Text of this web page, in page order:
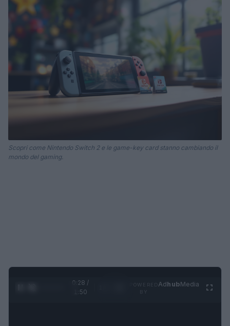
Scopri come Nintendo Switch 2 e le game-key card stanno cambiando il
mondo del gaming.
0:28 /
1:50
AdhubMedia